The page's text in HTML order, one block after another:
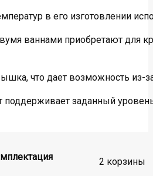
в его изготовлении
ваннами приобретают для
что дает возможность из-
поддерживает заданный
2 корзины